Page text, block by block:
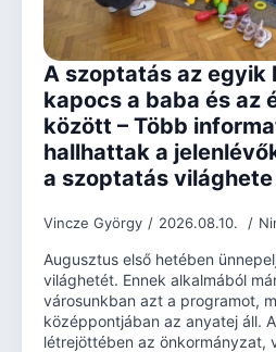
A szoptatás az egyik
kapocs a baba és az
között – Több
hallhattak a
a szoptatás
Vincze György 2026.08.10.
Augusztus első hetében
világhetét. Ennek alkalmából
városunkban azt a programot,
középpontjában az anyatej áll.
létrejöttében az önkormányzat,